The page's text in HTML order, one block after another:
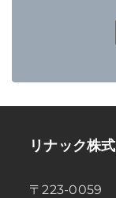
リナック株
〒223-0059